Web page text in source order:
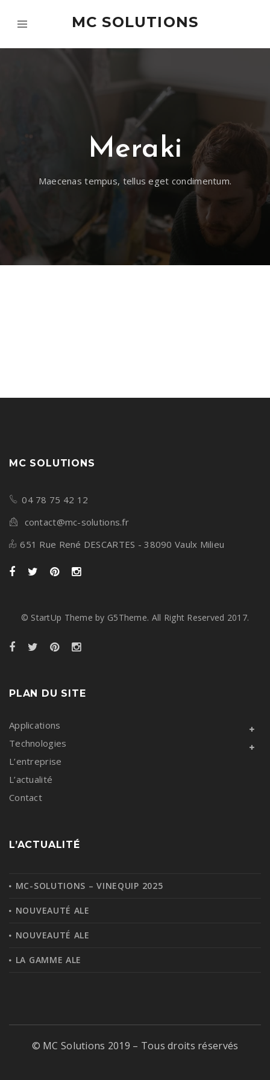
MC SOLUTIONS
Meraki
Maecenas tempus, tellus eget condimentum.
MC SOLUTIONS
04 78 75 42 12
contact@mc-solutions.fr
651 Rue René DESCARTES - 38090 Vaulx Milieu
© StartUp Theme by G5Theme. All Right Reserved 2017.
PLAN DU SITE
Applications
Technologies
L’entreprise
L’actualité
Contact
L’ACTUALITÉ
MC-SOLUTIONS – VINEQUIP 2025
NOUVEAUTÉ ALE
NOUVEAUTÉ ALE
LA GAMME ALE
© MC Solutions 2019 – Tous droits réservés